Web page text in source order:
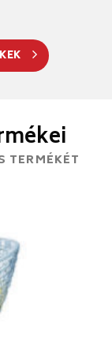
TERMÉKÉT